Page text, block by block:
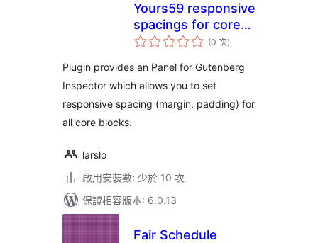
Yours59 responsive
spacings for core
blocks
(0 次評
分
數
)
Plugin provides an Panel for Gutenberg
Inspector which allows you to set
responsive spacing (margin, padding) for
all core blocks.
larslo
啟用安裝數: 少於 10 次
保證相容版本: 6.0.13
Fair Schedule